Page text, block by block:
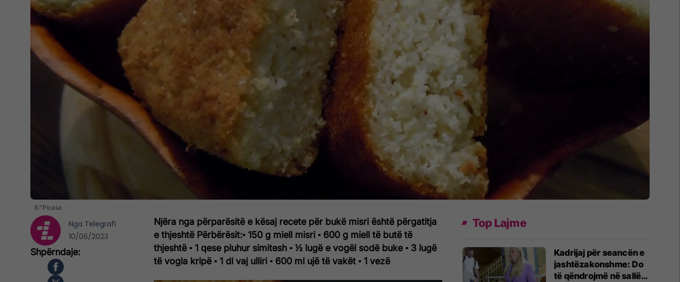
6:"Picasa
Njëra nga përparësitë e kësaj recete për bukë misri është përgatitja
e thjeshtë Përbërësit:▪ 150 g miell misri ▪ 600 g miell të butë të
thjeshtë ▪ 1 qese pluhur simitesh ▪ ½ lugë e vogël sodë buke ▪ 3 lugë
të vogla kripë ▪ 1 dl vaj ulliri ▪ 600 ml ujë të vakët ▪ 1 vezë
Nga Telegrafi
10/06/2023
Top Lajme
Kadrijaj për seancën e
jashtëzakonshme: Do
të qëndrojmë në sallë, i